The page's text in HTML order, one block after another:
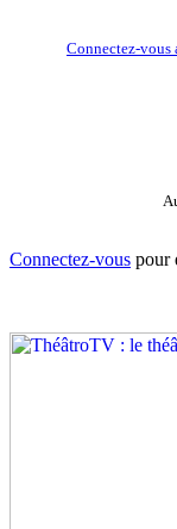
Connectez-vous
Connectez-vous pour